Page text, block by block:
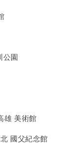
公園
雄 美術館
國父紀念館